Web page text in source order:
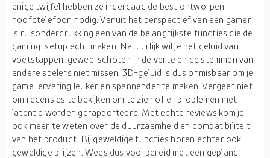
enige twijfel hebben ze inderdaad de best ontworpen
hoofdtelefoon nodig. Vanuit het perspectief van een gamer
is ruisonderdrukking een van de belangrijkste functies die de
gaming-setup echt maken. Natuurlijk wil je het geluid van
voetstappen, geweerschoten in de verte en de stemmen van
andere spelers niet missen. 3D-geluid is dus onmisbaar om je
game-ervaring leuker en spannender te maken. Vergeet niet
om recensies te bekijken om te zien of er problemen met
latentie worden gerapporteerd. Met echte reviews kom je
ook meer te weten over de duurzaamheid en compatibiliteit
van het product. Bij geweldige functies horen echter ook
geweldige prijzen. Wees dus voorbereid met een gepland